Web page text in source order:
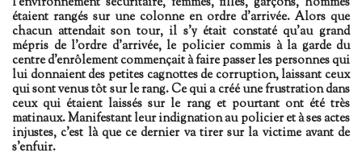
étaient rangés sur une colonne en ordre d'arrivée. Alors que
chacun attendait son tour, il s'y était constaté qu'au grand
mépris de l'ordre d'arrivée, le policier commis à la garde du
centre d'enrôlement commençait à faire passer les personnes qui
lui donnaient des petites cagnottes de corruption, laissant ceux
qui sont venus tôt sur le rang. Ce qui a créé une frustration dans
ceux qui étaient laissés sur le rang et pourtant ont été très
matinaux. Manifestant leur indignation au policier et à ses actes
injustes, c'est là que ce dernier va tirer sur la victime avant de
s'enfuir.